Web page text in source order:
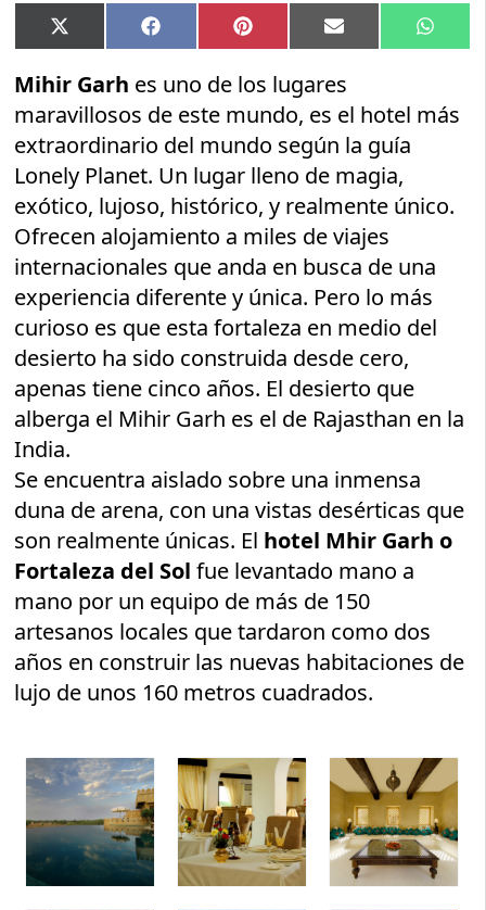
Compartir
en
X
(Twitter)
Compartir
en
Facebook Compartir
en
Pinterest Compartir
en
Email
en
Mihir Garh es uno de los lugares
maravillosos de este mundo, es el hotel más
extraordinario del mundo según la guía
Lonely Planet. Un lugar lleno de magia,
exótico, lujoso, histórico, y realmente único.
Ofrecen alojamiento a miles de viajes
internacionales que anda en busca de una
experiencia diferente y única. Pero lo más
curioso es que esta fortaleza en medio del
desierto ha sido construida desde cero,
apenas tiene cinco años. El desierto que
alberga el Mihir Garh es el de Rajasthan en la
India.
Se encuentra aislado sobre una inmensa
duna de arena, con una vistas desérticas que
son realmente únicas. El hotel Mhir Garh o
Fortaleza del Sol fue levantado mano a
mano por un equipo de más de 150
artesanos locales que tardaron como dos
años en construir las nuevas habitaciones de
lujo de unos 160 metros cuadrados.